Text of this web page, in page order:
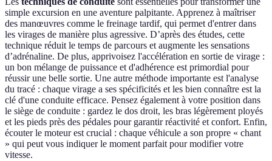
simple excursion en une aventure palpitante. Apprenez à maîtriser
des manœuvres comme le freinage tardif, qui permet d'entrer dans
les virages de manière plus agressive. D’après des études, cette
technique réduit le temps de parcours et augmente les sensations
d’adrénaline. De plus, apprivoisez l'accélération en sortie de virage :
un bon mélange de puissance et d'adhérence est primordial pour
réussir une belle sortie. Une autre méthode importante est l'analyse
du tracé : chaque virage a ses spécificités et les bien connaître est la
clé d'une conduite efficace. Pensez également à votre position dans
le siège de conduite : gardez le dos droit, les bras légèrement ployés
et les pieds près des pédales pour garantir réactivité et confort. Enfin,
écouter le moteur est crucial : chaque véhicule a son propre « chant
» qui peut vous indiquer le moment parfait pour modifier votre
vitesse.